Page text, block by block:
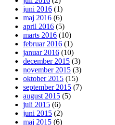
juni 2016 (1)
maj 2016 (6)
april 2016 (5)
marts 2016 (10)
februar 2016 (1)
januar 2016 (10)
december 2015 (3)
november 2015 (3)
oktober 2015 (15)
september 2015 (7)
august 2015 (5)
juli 2015 (6)
juni 2015 (2)
maj 2015 (6)